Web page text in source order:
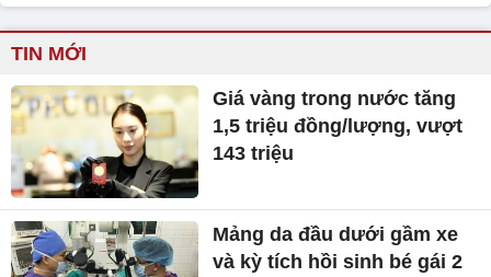
TIN MỚI
Giá vàng trong nước tăng
1,5 triệu đồng/lượng, vượt
143 triệu
Mảng da đầu dưới gầm xe
và kỳ tích hồi sinh bé gái 2